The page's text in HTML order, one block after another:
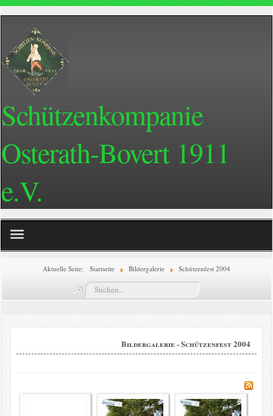
Schützenkompanie
Osterath-Bovert 1911
e.V.
Vorstand
Aktuelle Seite: Startseite Bildergalerie Schützenfest 2004
Suchen...
Bildergalerie - Schützenfest 2004